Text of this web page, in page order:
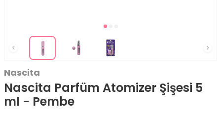
Nascita
Nascita Parfüm Atomizer Şişesi 5
ml - Pembe